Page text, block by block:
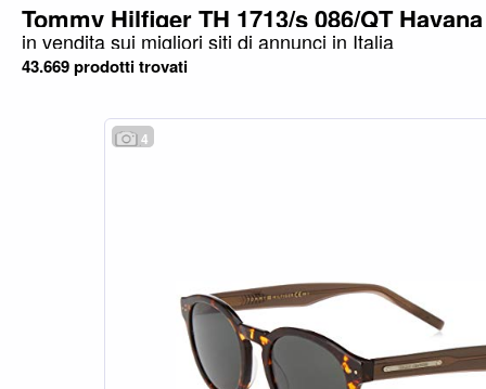
Tommy Hilfiger TH 1713/s 086/QT
in vendita sui migliori siti di annunci in Italia
43.669 prodotti trovati
4